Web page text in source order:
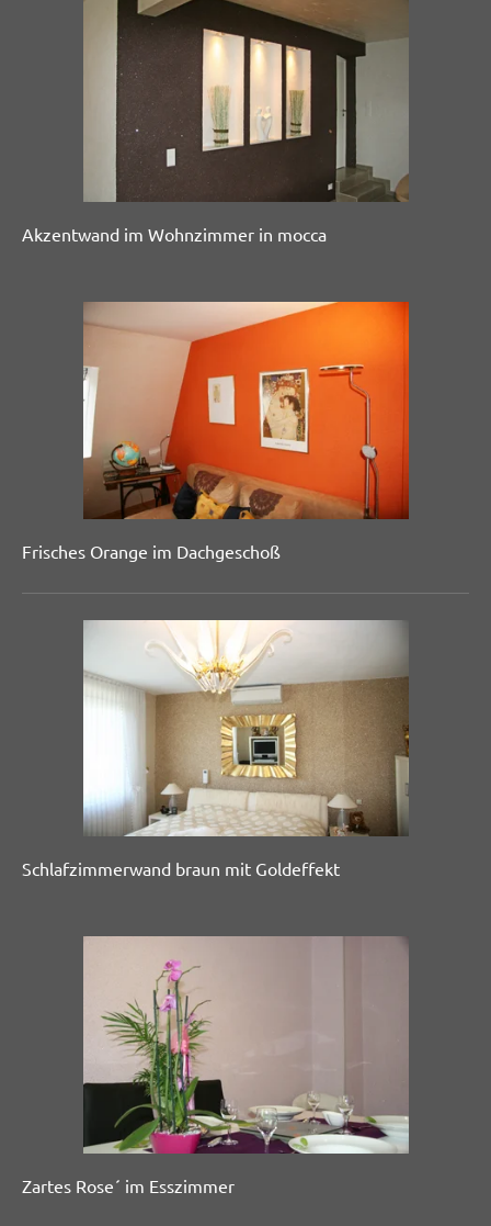
Akzentwand im Wohnzimmer in mocca
Frisches Orange im Dachgeschoß
Schlafzimmerwand braun mit Goldeffekt
Zartes Rose´ im Esszimmer